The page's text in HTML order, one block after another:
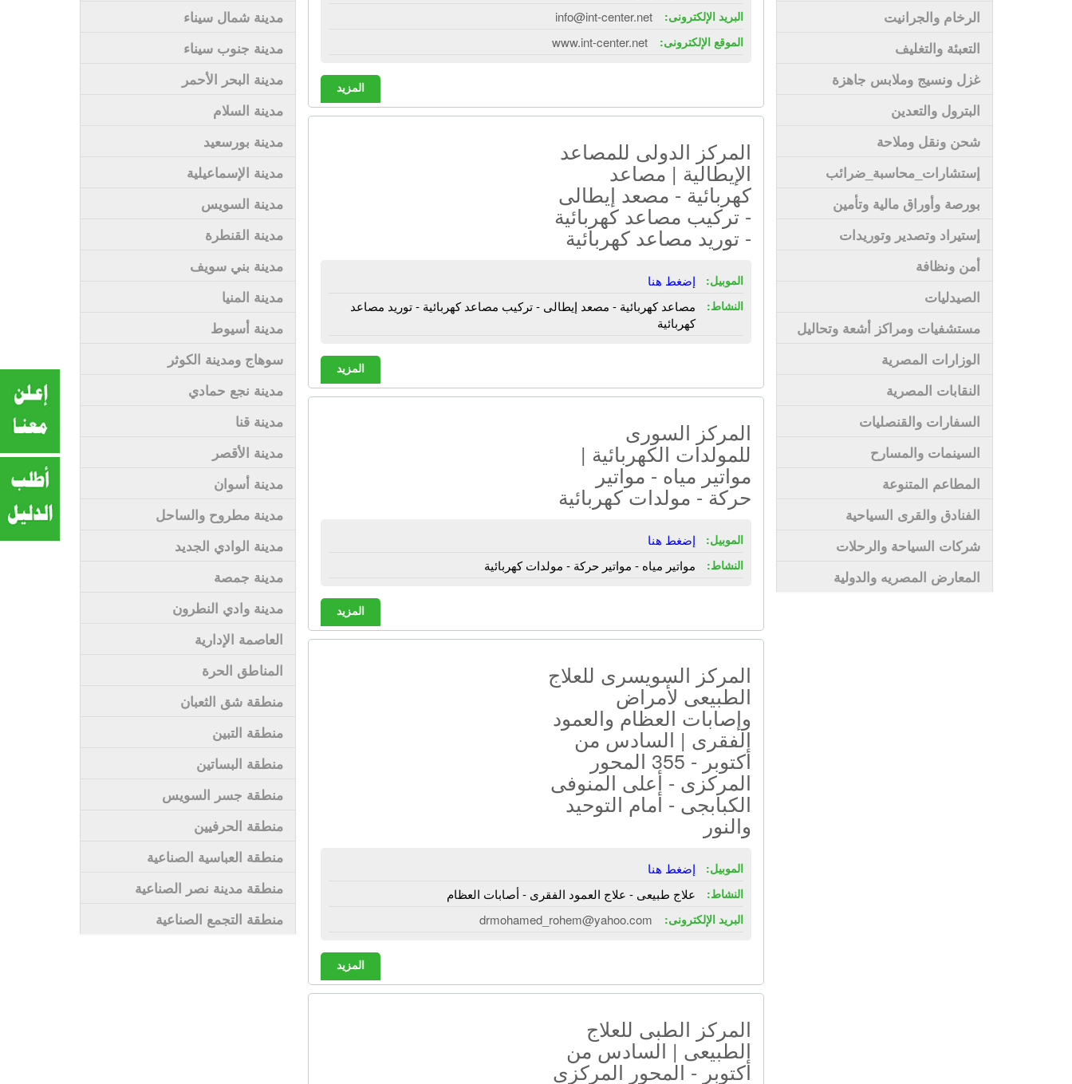
الرخام والجرانيت
التعبئة والتغليف
غزل ونسيج وملابس جاهزة
البترول والتعدين
شحن ونقل وملاحة
إستشارات_محاسبة_ضرائب
بورصة وأوراق مالية وتأمين
إستيراد وتصدير وتوريدات
أمن ونظافة
الصيدليات
مستشفيات ومراكز أشعة وتحاليل
الوزارات المصرية
النقابات المصرية
السفارات والقنصليات
السينمات والمسارح
المطاعم المتنوعة
الفنادق والقرى السياحية
شركات السياحة والرحلات
المعارض المصريه والدولية
البريد الإلكترونى: info@int-center.net
الموقع الإلكترونى: www.int-center.net
المزيد
المركز الدولى للمصاعد
الإيطالية | مصاعد
كهربائية - مصعد إيطالى
- تركيب مصاعد كهربائية
- توريد مصاعد كهربائية
الموبيل: إضغط هنا
النشاط:
مصاعد كهربائية - مصعد إيطالى - تركيب مصاعد كهربائية - توريد مصاعد
كهربائية
المزيد
المركز السورى
للمولدات الكهربائية |
مواتير مياه - مواتير
حركة - مولدات كهربائية
الموبيل: إضغط هنا
النشاط: مواتير مياه - مواتير حركة - مولدات كهربائية
المزيد
المركز السويسرى للعلاج
الطبيعى لأمراض
وإصابات العظام والعمود
الفقرى | السادس من
أكتوبر - 355 المحور
المركزى - أعلى المنوفى
الكبابجى - أمام التوحيد
والنور
الموبيل: إضغط هنا
النشاط: علاج طبيعى - علاج العمود الفقرى - أصابات العظام
البريد الإلكترونى: drmohamed_rohem@yahoo.com
المزيد
المركز الطبى للعلاج
الطبيعى | السادس من
أكتوبر - المحور المركزى
مدينة شمال سيناء
مدينة جنوب سيناء
مدينة البحر الأحمر
مدينة السلام
مدينة بورسعيد
مدينة الإسماعيلية
مدينة السويس
مدينة القنطرة
مدينة بني سويف
مدينة المنيا
مدينة أسيوط
سوهاج ومدينة الكوثر
مدينة نجع حمادي
مدينة قنا
مدينة الأقصر
مدينة أسوان
مدينة مطروح والساحل
مدينة الوادي الجديد
مدينة جمصة
مدينة وادي النطرون
العاصمة الإدارية
المناطق الحرة
منطقة شق الثعبان
منطقة التبين
منطقة البساتين
منطقة جسر السويس
منطقة الحرفيين
منطقة العباسية الصناعية
منطقة مدينة نصر الصناعية
منطقة التجمع الصناعية